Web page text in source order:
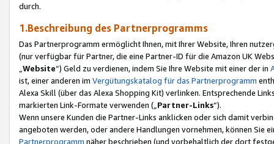
durch.
1.Beschreibung des Partnerprogramms
Das Partnerprogramm ermöglicht Ihnen, mit Ihrer Website, Ihren
(nur verfügbar für Partner, die eine Partner-ID für die Amazon UK
Website“) Geld zu verdienen, indem Sie Ihre Website mit einer der in
ist, einer anderen im Vergütungskatalog für das Partnerprogramm
Alexa Skill (über das Alexa Shopping Kit) verlinken. Entsprechende
markierten Link-Formate verwenden („ Partner-Links“).
Wenn unsere Kunden die Partner-Links anklicken oder sich damit
angeboten werden, oder andere Handlungen vornehmen, können Sie
Partnerprogramm näher beschrieben (und vorbehaltlich der dort